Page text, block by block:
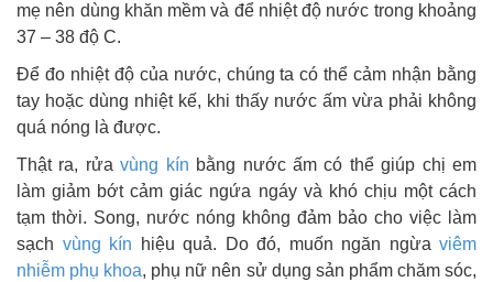
mẹ nên dùng khăn mềm và để nhiệt độ nước trong khoảng
37 – 38 độ C.
Để đo nhiệt độ của nước, chúng ta có thể cảm nhận bằng
tay hoặc dùng nhiệt kế, khi thấy nước ấm vừa phải không
quá nóng là được.
Thật ra, rửavùng kín bằng nước ấm có thể giúp chị em
làm giảm bớt cảm giác ngứa ngáy và khó chịu một cách
tạm thời. Song, nước nóng không đảm bảo cho việc làm
sạch vùng kín hiệu quả. Do đó, muốn ngăn ngừa viêm
nhiễm phụ khoa, phụ nữ nên sử dụng sản phẩm chăm sóc,